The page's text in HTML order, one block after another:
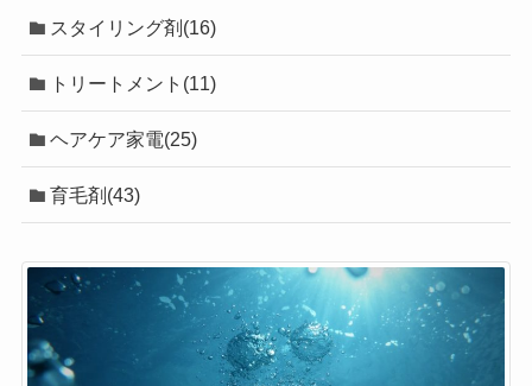
スタイリング剤(16)
トリートメント(11)
ヘアケア家電(25)
育毛剤(43)